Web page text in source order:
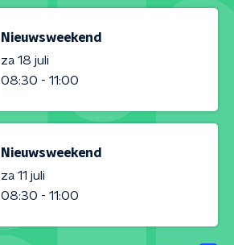
Nieuwsweekend
za 18 juli
08:30 - 11:00
Nieuwsweekend
za 11 juli
08:30 - 11:00